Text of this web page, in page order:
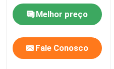
tampão claro
Melhor preço
Fale Conosco